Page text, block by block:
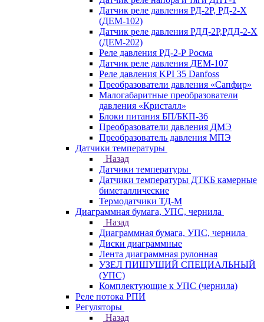
Датчик реле давления РД-2Р, РД-2-Х
(ДЕМ-102)
Датчик реле давления РДД-2Р,РДД-2-Х
(ДЕМ-202)
Реле давления РД-2-Р Росма
Датчик реле давления ДЕМ-107
Реле давления KPI 35 Danfoss
Преобразователи давления «Сапфир»
Малогабаритные преобразователи
давления «Кристалл»
Блоки питания БП/БКП-36
Преобразователи давления ДМЭ
Преобразователь давления МПЭ
Датчики температуры
Назад
Датчики температуры
Датчики температуры ДТКБ камерные
биметаллические
Термодатчики ТД-М
Диаграммная бумага, УПС, чернила
Назад
Диаграммная бумага, УПС, чернила
Диски диаграммные
Лента диаграммная рулонная
УЗЕЛ ПИШУЩИЙ СПЕЦИАЛЬНЫЙ
(УПС)
Комплектующие к УПС (чернила)
Реле потока РПИ
Регуляторы
Назад